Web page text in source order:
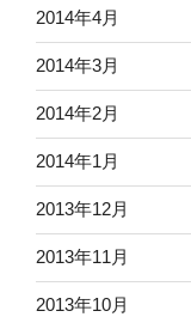
2014年4月
2014年3月
2014年2月
2014年1月
2013年12月
2013年11月
2013年10月